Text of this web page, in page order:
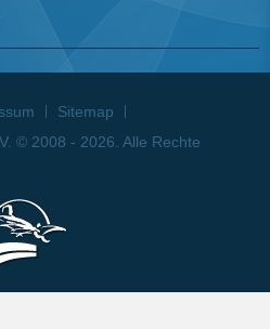
Sitemap
© 2008 - 2026. Alle Rechte